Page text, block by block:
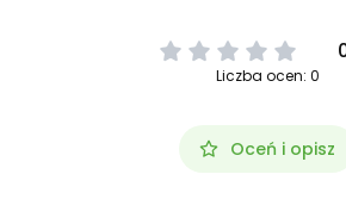
Liczba ocen: 0
Oceń i opisz